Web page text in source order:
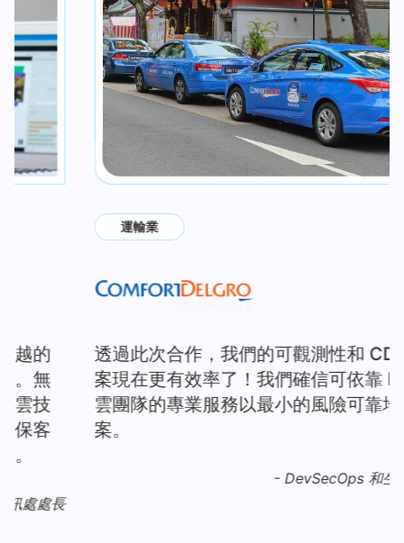
透過此次合作，我們的可觀測性和 CDN 解決方
案現在更有效率了！我們確信可依靠 HiYun 嗨
雲團隊的專業服務以最小的風險可靠地交付專
案。
DevSecOps 和生產支援主管